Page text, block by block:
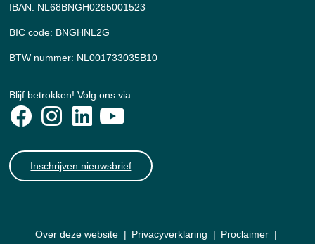
IBAN: NL68BNGH0285001523
BIC code: BNGHNL2G
BTW nummer: NL001733035B10
Blijf betrokken! Volg ons via:
Inschrijven nieuwsbrief
Over deze website Privacyverklaring
Proclaimer